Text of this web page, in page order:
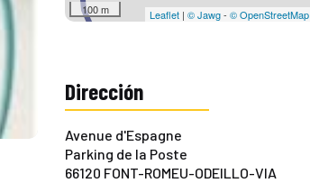
100 m Leaflet | © Jawg- © OpenStreetMap
Dirección
Avenue d'Espagne
Parking de la Poste
66120 FONT-ROMEU-ODEILLO-VIA